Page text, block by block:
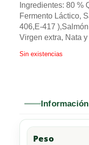
Ingredientes: 80 %
Fermento Láctico,
406,E-417
Virgen extra, Nata
Sin existencias
Peso